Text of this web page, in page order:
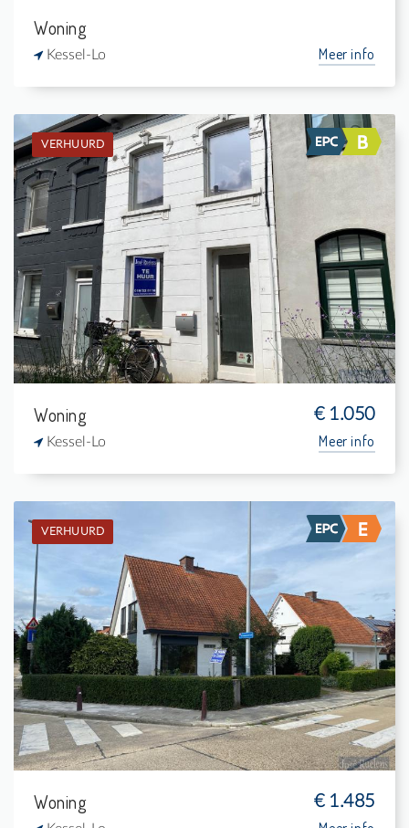
Woning
Kessel-Lo Meer info
VERHUURD
Verhuurd: Burgerwoning
2
45 m²
1
-
Woning € 1.050
Kessel-Lo Meer info
VERHUURD
Verhuurd: Woning
4
411 m²
1
133 m²
Woning € 1.485